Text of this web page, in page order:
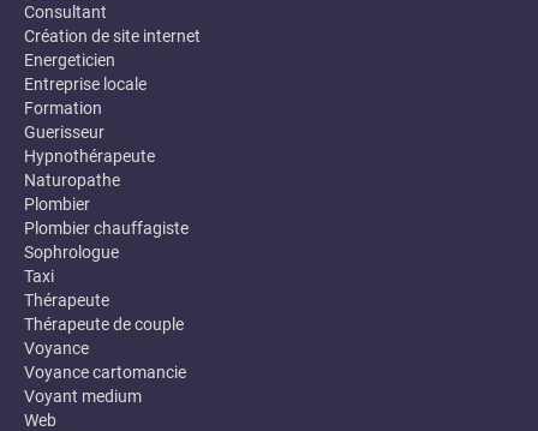
Consultant
Création de site internet
Energeticien
Entreprise locale
Formation
Guerisseur
Hypnothérapeute
Naturopathe
Plombier
Plombier chauffagiste
Sophrologue
Taxi
Thérapeute
Thérapeute de couple
Voyance
Voyance cartomancie
Voyant medium
Web